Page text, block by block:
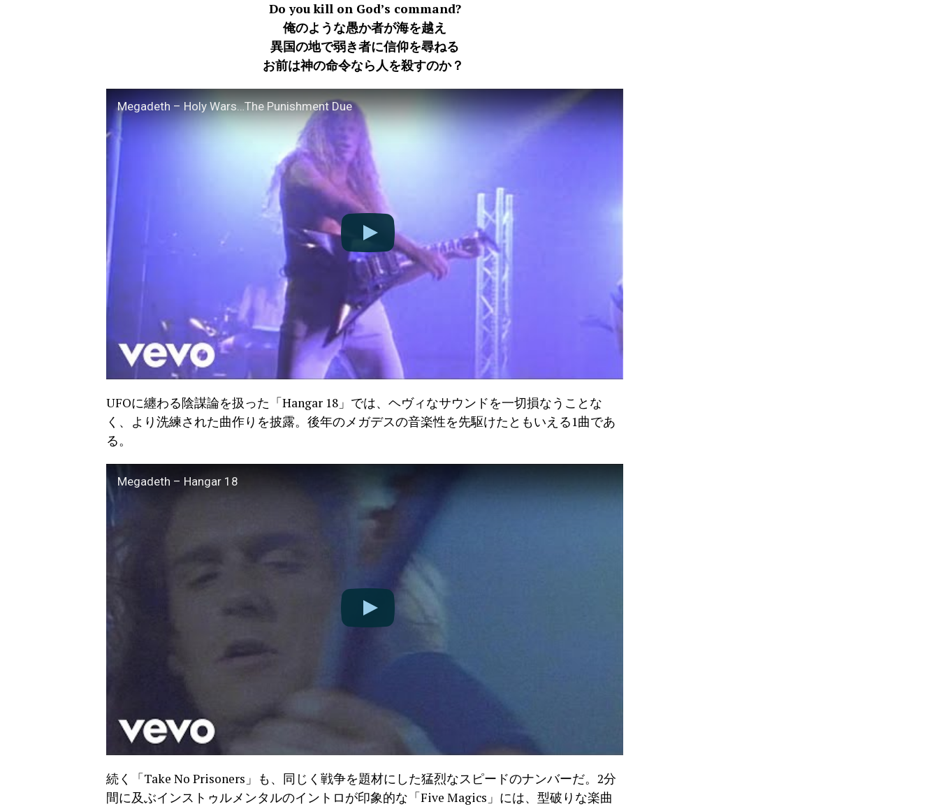
Do you kill on God’s command?
俺のような愚か者が海を越え
異国の地で弱き者に信仰を尋ねる
お前は神の命令なら人を殺すのか？
Megadeth – Holy Wars…The Punishment Due
UFOに纏わる陰謀論を扱った「Hangar 18」では、ヘヴィなサウンドを一切損なうことな
く、より洗練された曲作りを披露。後年のメガデスの音楽性を先駆けたともいえる1曲であ
る。
Megadeth – Hangar 18
続く「Take No Prisoners」も、同じく戦争を題材にした猛烈なスピードのナンバーだ。2分
間に及ぶインストゥルメンタルのイントロが印象的な「Five Magics」には、型破りな楽曲